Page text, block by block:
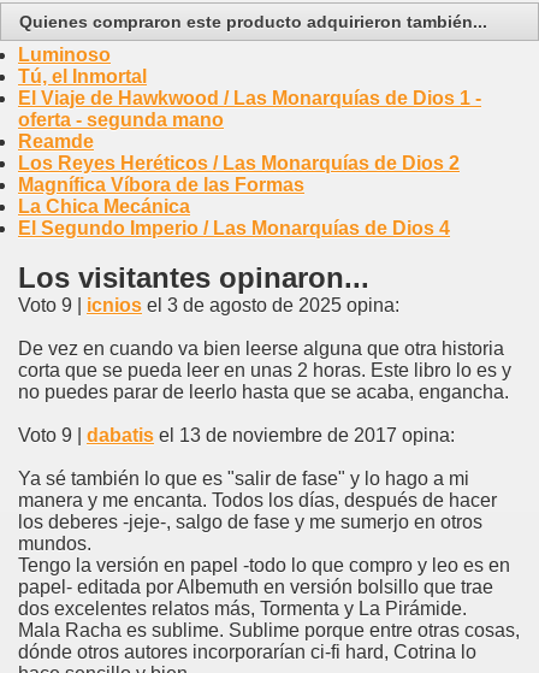
Quienes compraron este producto adquirieron también...
Luminoso
Tú, el Inmortal
El Viaje de Hawkwood / Las Monarquías de Dios 1 -
oferta - segunda mano
Reamde
Los Reyes Heréticos / Las Monarquías de Dios 2
Magnífica Víbora de las Formas
La Chica Mecánica
El Segundo Imperio / Las Monarquías de Dios 4
Los visitantes opinaron...
Voto 9 | icnios el 3 de agosto de 2025 opina:
De vez en cuando va bien leerse alguna que otra historia
corta que se pueda leer en unas 2 horas. Este libro lo es y
no puedes parar de leerlo hasta que se acaba, engancha.
Voto 9 | dabatis el 13 de noviembre de 2017 opina:
Ya sé también lo que es "salir de fase" y lo hago a mi
manera y me encanta. Todos los días, después de hacer
los deberes -jeje-, salgo de fase y me sumerjo en otros
mundos.
Tengo la versión en papel -todo lo que compro y leo es en
papel- editada por Albemuth en versión bolsillo que trae
dos excelentes relatos más, Tormenta y La Pirámide.
Mala Racha es sublime. Sublime porque entre otras cosas,
dónde otros autores incorporarían ci-fi hard, Cotrina lo